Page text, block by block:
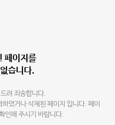
페이지를
습니다.
려 죄송합니다.
였거나 삭제된 페이지 입니다. 페이
인해 주시기 바랍니다.